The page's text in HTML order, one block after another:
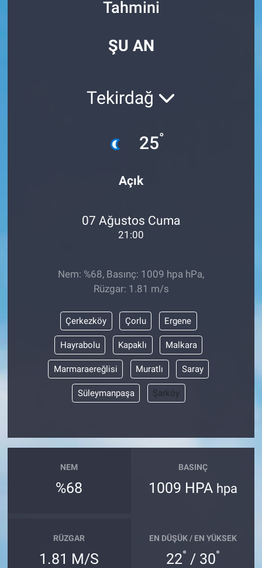
Tahmini
ŞU AN
Tekirdağ
25°
Açık
07 Ağustos Cuma
21:00
Nem: %68, Basınç: 1009 hpa hPa,
Rüzgar: 1.81 m/s
Çerkezköy Çorlu Ergene
Hayrabolu Kapaklı Malkara
Marmaraereğlisi Muratlı Saray
Süleymanpaşa Şarköy
NEM
%68
BASINÇ
1009 HPA hpa
RÜZGAR
1.81 M/S
EN DÜŞÜK / EN YÜKSEK
22° / 30°